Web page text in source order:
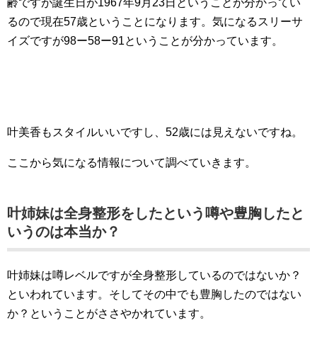
齢ですが誕生日が1967年9月23日ということが分かってい
るので現在57歳ということになります。気になるスリーサ
イズですが98ー58ー91ということが分かっています。
叶美香もスタイルいいですし、52歳には見えないですね。
ここから気になる情報について調べていきます。
叶姉妹は全身整形をしたという噂や豊胸したと
いうのは本当か？
叶姉妹は噂レベルですが全身整形しているのではないか？
といわれています。そしてその中でも豊胸したのではない
か？ということがささやかれています。